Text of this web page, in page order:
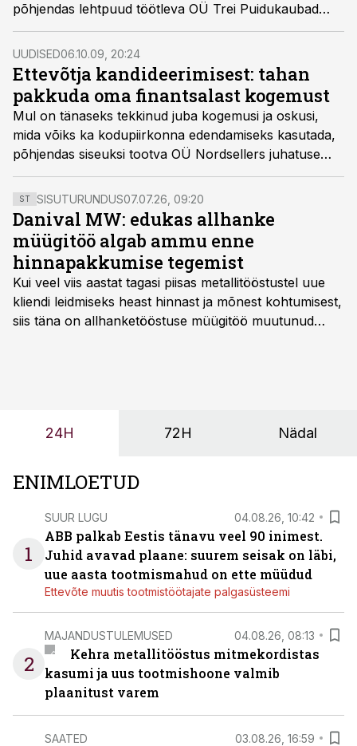
põhjendas lehtpuud töötleva OÜ Trei Puidukaubad
omanik Gallo Trei, miks ta kandideerib esimest korda
Ridala vallavolikokku.
UUDISED06.10.09, 20:24
Ettevõtja kandideerimisest: tahan
pakkuda oma finantsalast kogemust
Mul on tänaseks tekkinud juba kogemusi ja oskusi,
mida võiks ka kodupiirkonna edendamiseks kasutada,
põhjendas siseuksi tootva OÜ Nordsellers juhatuse
esimees ja üks omanikest René Rahnu, miks ta
kandideerib Põdrala vallavolikokku valimisliidu
nimekirjas.
ST SISUTURUNDUS07.07.26, 09:20
Danival MW: edukas allhanke
müügitöö algab ammu enne
hinnapakkumise tegemist
Kui veel viis aastat tagasi piisas metallitööstustel uue
kliendi leidmiseks heast hinnast ja mõnest kohtumisest,
siis täna on allhanketööstuse müügitöö muutunud
24H 72H Nädal
ENIMLOETUD
1
SUUR LUGU 04.08.26, 10:42
ABB palkab Eestis tänavu veel 90 inimest.
Juhid avavad plaane: suurem seisak on läbi,
uue aasta tootmismahud on ette müüdud
Ettevõte muutis tootmistöötajate palgasüsteemi
2
MAJANDUSTULEMUSED 04.08.26, 08:13
Kehra metallitööstus mitmekordistas
kasumi ja uus tootmishoone valmib
plaanitust varem
SAATED 03.08.26, 16:59